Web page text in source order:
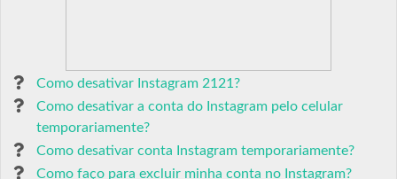
Como desativar Instagram 2121?
Como desativar a conta do Instagram pelo celular
temporariamente?
Como desativar conta Instagram temporariamente?
Como faço para excluir minha conta no Instagram?